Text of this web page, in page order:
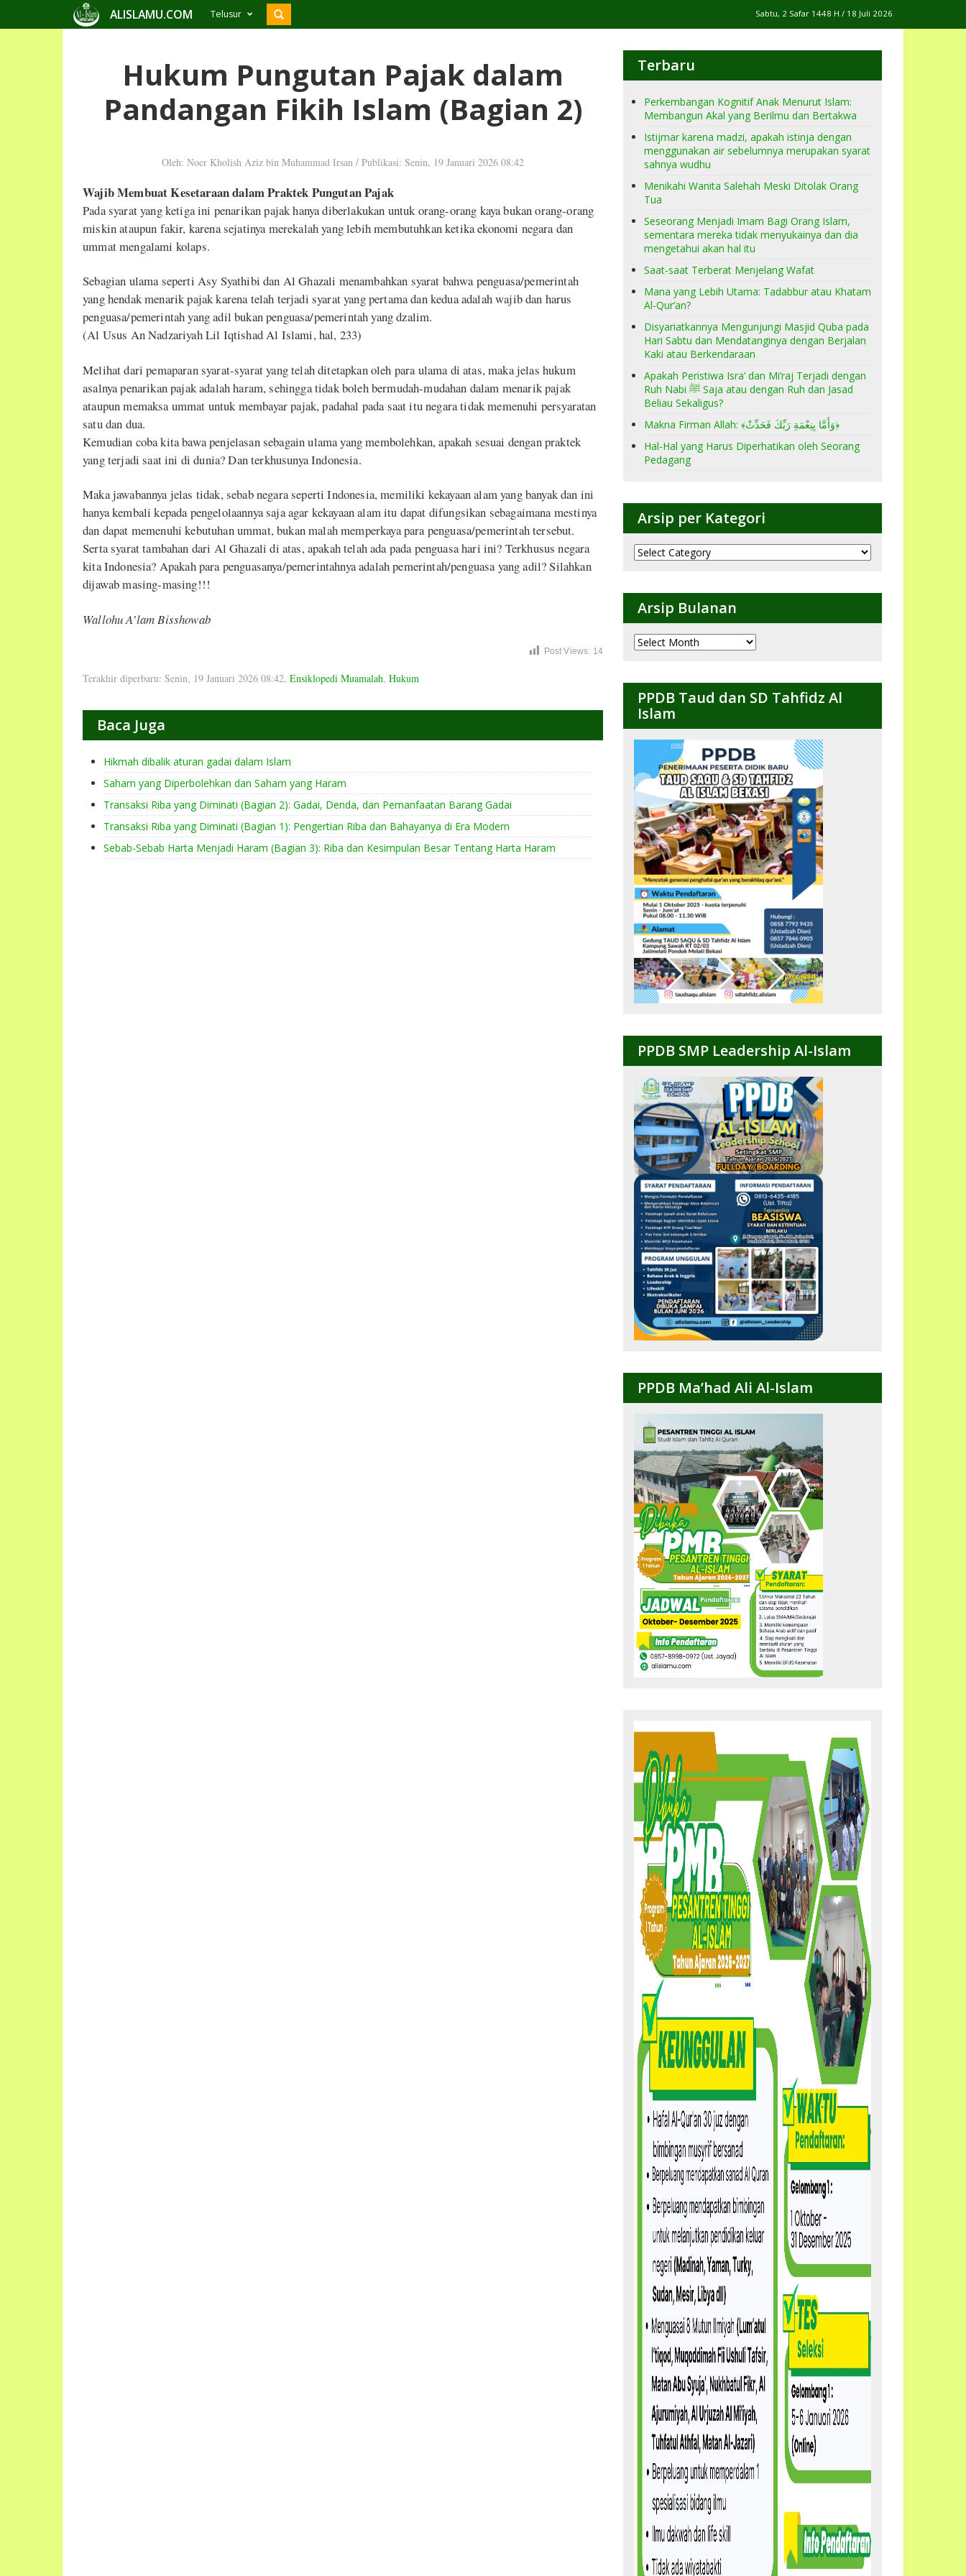
ALISLAMU.COM Telusur Sabtu, 2 Safar 1448 H / 18 Juli 2026
Hukum Pungutan Pajak dalam
Pandangan Fikih Islam (Bagian 2)
Oleh: Noer Kholish Aziz bin Muhammad Irsan / Publikasi: Senin, 19 Januari 2026 08:42
Wajib Membuat Kesetaraan dalam Praktek Pungutan Pajak
Pada syarat yang ketiga ini penarikan pajak hanya diberlakukan untuk orang-orang kaya bukan orang-orang
miskin ataupun fakir, karena sejatinya merekalah yang lebih membutuhkan ketika ekonomi negara dan
ummat mengalami kolaps.
Sebagian ulama seperti Asy Syathibi dan Al Ghazali menambahkan syarat bahwa penguasa/pemerintah
yang hendak menarik pajak karena telah terjadi syarat yang pertama dan kedua adalah wajib dan harus
penguasa/pemerintah yang adil bukan penguasa/pemerintah yang dzalim.
(Al Usus An Nadzariyah Lil Iqtishad Al Islami, hal, 233)
Melihat dari pemaparan syarat-syarat yang telah ditetapkan oleh para ulama di atas, maka jelas hukum
asalnya penarikan pajak adalah haram, sehingga tidak boleh bermudah-mudahan dalam menarik pajak
ataupun memaksa ummat untuk membayar pajak, padahal pada saat itu negara tidak memenuhi persyaratan
satu dan dua.
Kemudian coba kita bawa penjelasan sebagain ulama yang membolehkan, apakah sesuai dengan praktek
yang terjadi saat ini di dunia? Dan terkhusunya Indonesia.
Maka jawabannya jelas tidak, sebab negara seperti Indonesia, memiliki kekayaan alam yang banyak dan ini
hanya kembali kepada pengelolaannya saja agar kekayaan alam itu dapat difungsikan sebagaimana mestinya
dan dapat memenuhi kebutuhan ummat, bukan malah memperkaya para penguasa/pemerintah tersebut.
Serta syarat tambahan dari Al Ghazali di atas, apakah telah ada pada penguasa hari ini? Terkhusus negara
kita Indonesia? Apakah para penguasanya/pemerintahnya adalah pemerintah/penguasa yang adil? Silahkan
dijawab masing-masing!!!
Wallohu A’lam Bisshowab
Post Views: 14
Terakhir diperbaru: Senin, 19 Januari 2026 08:42, Ensiklopedi Muamalah, Hukum
Baca Juga
Hikmah dibalik aturan gadai dalam Islam
Saham yang Diperbolehkan dan Saham yang Haram
Transaksi Riba yang Diminati (Bagian 2): Gadai, Denda, dan Pemanfaatan Barang Gadai
Transaksi Riba yang Diminati (Bagian 1): Pengertian Riba dan Bahayanya di Era Modern
Sebab-Sebab Harta Menjadi Haram (Bagian 3): Riba dan Kesimpulan Besar Tentang Harta Haram
Terbaru
Perkembangan Kognitif Anak Menurut Islam:
Membangun Akal yang Berilmu dan Bertakwa
Istijmar karena madzi, apakah istinja dengan
menggunakan air sebelumnya merupakan syarat
sahnya wudhu
Menikahi Wanita Salehah Meski Ditolak Orang
Tua
Seseorang Menjadi Imam Bagi Orang Islam,
sementara mereka tidak menyukainya dan dia
mengetahui akan hal itu
Saat-saat Terberat Menjelang Wafat
Mana yang Lebih Utama: Tadabbur atau Khatam
Al-Qur’an?
Disyariatkannya Mengunjungi Masjid Quba pada
Hari Sabtu dan Mendatanginya dengan Berjalan
Kaki atau Berkendaraan
Apakah Peristiwa Isra’ dan Mi’raj Terjadi dengan
Ruh Nabi ﷺ Saja atau dengan Ruh dan Jasad
Beliau Sekaligus?
Makna Firman Allah: ﴾وَأَمَّا بِنِعْمَةِ رَبِّكَ فَحَدِّثْ﴿
Hal-Hal yang Harus Diperhatikan oleh Seorang
Pedagang
Arsip per Kategori
Arsip
per
Arsip Bulanan
Arsip
Bulanan
PPDB Taud dan SD Tahfidz Al
Islam
PPDB SMP Leadership Al-Islam
PPDB Ma’had Ali Al-Islam